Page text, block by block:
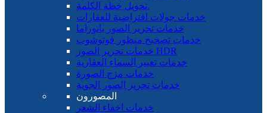
تحويل خطة الكلمة.
خدمات جولات افتراضية للعقارات
خدمات تحرير الصور بانوراما
خدمات تصحيح منظور فوتوشوب
خدمات تحرير الصور HDR
خدمات تغيير السماء العقارية
خدمات مزج الصورة
خدمات تحرير الصور الجوية
المصورون
خدمات اخفاء الشعر